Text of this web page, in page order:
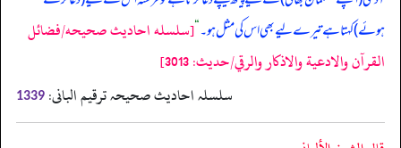
ہوئے) کہتا ہے تیرے لیے بھی اس کی مثل ہو۔“[سلسله احاديث صحيحه/فضائل
القرآن والادعية والاذكار والرقي/حدیث: 3013]
سلسلہ احادیث صحیحہ ترقیم البانی: 1339